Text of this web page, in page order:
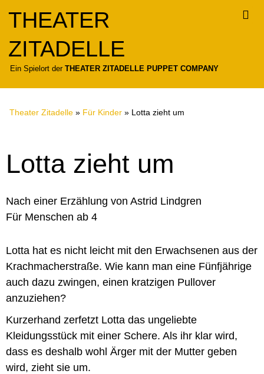
springen
THEATER
ZITADELLE
Ein Spielort derTHEATER ZITADELLE PUPPET COMPANY
Theater Zitadelle» Für Kinder» Lotta zieht um
Lotta zieht um
Nach einer Erzählung von Astrid Lindgren
Für Menschen ab 4
Lotta hat es nicht leicht mit den Erwachsenen aus der
Krachmacherstraße. Wie kann man eine Fünfjährige
auch dazu zwingen, einen kratzigen Pullover
anzuziehen?
Kurzerhand zerfetzt Lotta das ungeliebte
Kleidungsstück mit einer Schere. Als ihr klar wird,
dass es deshalb wohl Ärger mit der Mutter geben
wird, zieht sie um.